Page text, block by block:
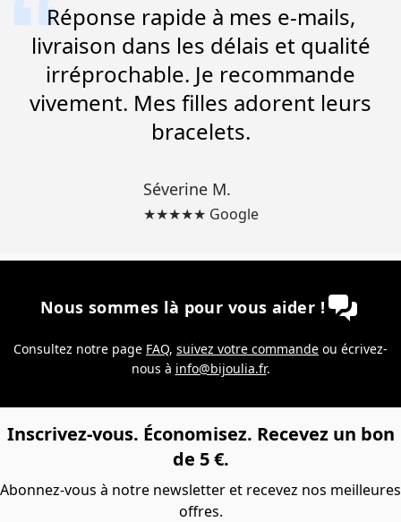
Réponse rapide à mes e-mails,
livraison dans les délais et qualité
irréprochable. Je recommande
vivement. Mes filles adorent leurs
bracelets.
Séverine M.
★★★★★ Google
Nous sommes là pour vous aider !
Consultez notre page FAQ, suivez votre commande ou écrivez-
nous à info@bijoulia.fr.
Inscrivez-vous. Économisez. Recevez un bon
de 5 €.
Abonnez-vous à notre newsletter et recevez nos meilleures
offres.